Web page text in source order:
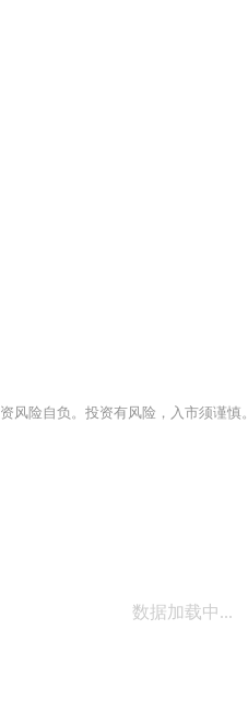
风险自负。投资有风险，入市须谨慎。
数据加载中...